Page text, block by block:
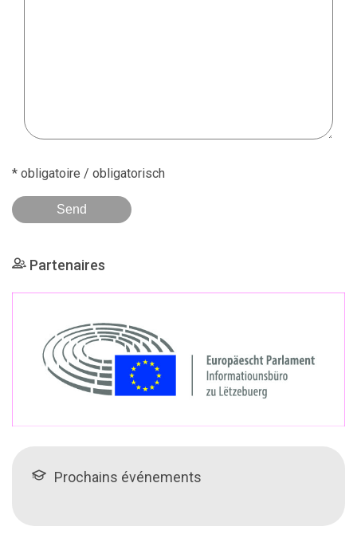
* obligatoire / obligatorisch
Partenaires
Prochains événements